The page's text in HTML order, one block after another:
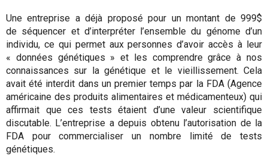
Une entreprise a déjà proposé pour un montant de 999$
de séquencer et d’interpréter l’ensemble du génome d’un
individu, ce qui permet aux personnes d’avoir accès à leur
« données génétiques » et les comprendre grâce à nos
connaissances sur la génétique et le vieillissement. Cela
avait été interdit dans un premier temps par la FDA (Agence
américaine des produits alimentaires et médicamenteux) qui
affirmait que ces tests étaient d’une valeur scientifique
discutable. L’entreprise a depuis obtenu l’autorisation de la
FDA pour commercialiser un nombre limité de tests
génétiques.